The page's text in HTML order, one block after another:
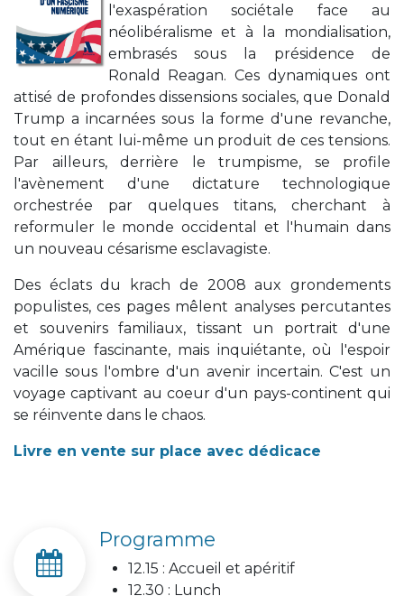
l'exaspération sociétale face au
néolibéralisme et à la mondialisation,
embrasés sous la présidence de
Ronald Reagan. Ces dynamiques ont
attisé de profondes dissensions sociales, que Donald
Trump a incarnées sous la forme d'une revanche,
tout en étant lui-même un produit de ces tensions.
Par ailleurs, derrière le trumpisme, se profile
l'avènement d'une dictature technologique
orchestrée par quelques titans, cherchant à
reformuler le monde occidental et l'humain dans
un nouveau césarisme esclavagiste.
Des éclats du krach de 2008 aux grondements
populistes, ces pages mêlent analyses percutantes
et souvenirs familiaux, tissant un portrait d'une
Amérique fascinante, mais inquiétante, où l'espoir
vacille sous l'ombre d'un avenir incertain. C'est un
voyage captivant au coeur d'un pays-continent qui
se réinvente dans le chaos.
Livre en vente sur place avec dédicace
Programme
12.15 : Accueil et apéritif
12.30 : Lunch